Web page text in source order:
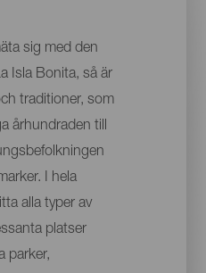
sig med den
Isla Bonita, så är
traditioner, som
århundraden till
I hela
alla typer av
platser
parker,